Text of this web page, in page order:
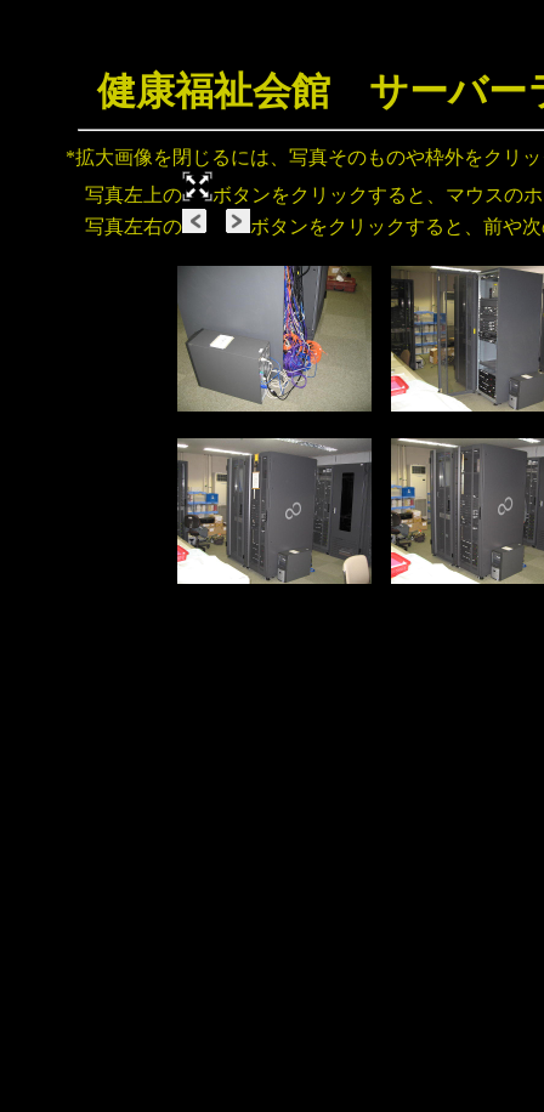
健康福祉会館 サーバー
*拡大画像を閉じるには、写真そのものや枠外をクリ
写真左上の
ボタンをクリックすると、マウスの
写真左右の
ボタンをクリックすると、前や